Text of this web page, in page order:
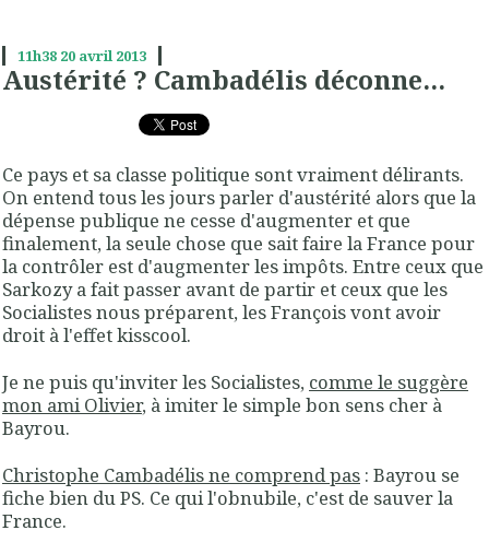
11h38 20 avril 2013
Austérité ? Cambadélis déconne...
Ce pays et sa classe politique sont vraiment délirants.
On entend tous les jours parler d'austérité alors que la
dépense publique ne cesse d'augmenter et que
finalement, la seule chose que sait faire la France pour
la contrôler est d'augmenter les impôts. Entre ceux que
Sarkozy a fait passer avant de partir et ceux que les
Socialistes nous préparent, les François vont avoir
droit à l'effet kisscool.
Je ne puis qu'inviter les Socialistes, comme le suggère
mon ami Olivier, à imiter le simple bon sens cher à
Bayrou.
Christophe Cambadélis ne comprend pas : Bayrou se
fiche bien du PS. Ce qui l'obnubile, c'est de sauver la
France.